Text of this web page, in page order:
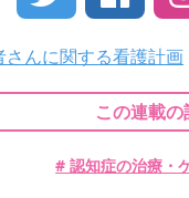
んに関する看護計画
この連載
# 認知症の治療・